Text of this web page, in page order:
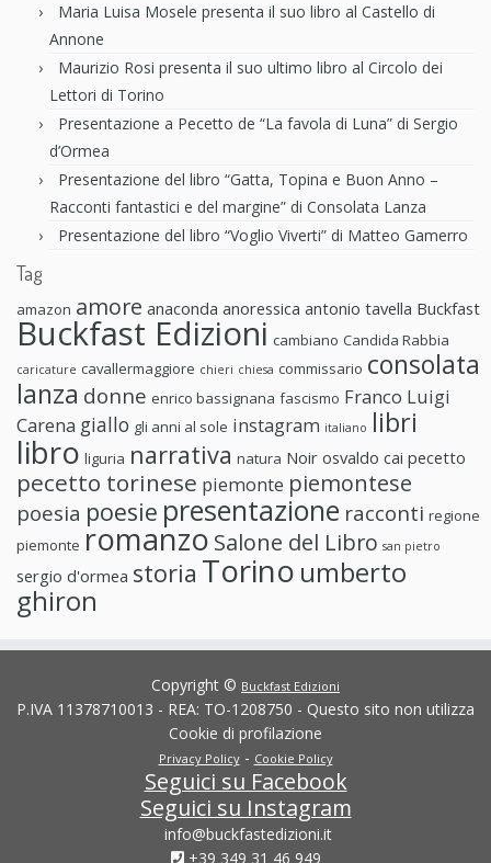
Maria Luisa Mosele presenta il suo libro al Castello di
Annone
Maurizio Rosi presenta il suo ultimo libro al Circolo dei
Lettori di Torino
Presentazione a Pecetto de “La favola di Luna” di Sergio
d’Ormea
Presentazione del libro “Gatta, Topina e Buon Anno –
Racconti fantastici e del margine” di Consolata Lanza
Presentazione del libro “Voglio Viverti” di Matteo Gamerro
Tag
amazon amore anaconda anoressica antonio tavella Buckfast
Buckfast Edizioni cambiano Candida Rabbia
caricature cavallermaggiore chieri chiesa commissario consolata
lanza donne enrico bassignana fascismo Franco Luigi
Carena giallo gli anni al sole instagram italiano libri
libro liguria narrativa natura Noir osvaldo cai pecetto
pecetto torinese piemonte piemontese
poesia poesie presentazione racconti regione
piemonte romanzo Salone del Libro san pietro
sergio d'ormea storia Torino umberto
ghiron
Copyright © Buckfast Edizioni
P.IVA 11378710013 - REA: TO-1208750 - Questo sito non utilizza
Cookie di profilazione
Privacy Policy- Cookie Policy
Seguici su Facebook
Seguici su Instagram
info@buckfastedizioni.it
+39 349 31 46 949